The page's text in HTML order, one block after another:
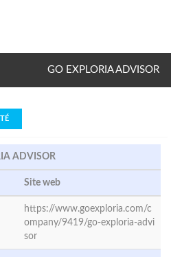
GO EXPLORIA ADVISOR
ADVISOR
Site web
https://www.goexploria.com/c
ompany/9419/go-exploria-advi
sor